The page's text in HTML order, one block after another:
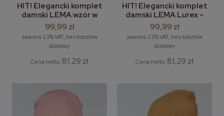
HIT! Elegancki komplet
damski LEMA wzór w
prążek – zimowa czapka
damska z kominem
99,99 zł
zawiera 23% VAT, bez kosztów
dostawy
Cena netto: 81,29 zł
HIT! Elegancki komplet
damski LEMA Lurex –
zimowa czapka damska z
kominem
99,99 zł
zawiera 23% VAT, bez kosztów
dostawy
Cena netto: 81,29 zł